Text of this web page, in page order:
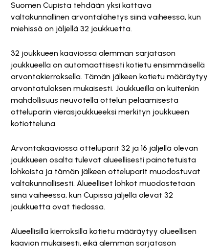
Suomen Cupista tehdään yksi kattava
valtakunnallinen arvontalähetys siinä vaiheessa, kun
miehissä on jäljellä 32 joukkuetta.
32 joukkueen kaaviossa alemman sarjatason
joukkueella on automaattisesti kotietu ensimmäisellä
arvontakierroksella. Tämän jälkeen kotietu määräytyy
arvontatuloksen mukaisesti. Joukkueilla on kuitenkin
mahdollisuus neuvotella ottelun pelaamisesta
otteluparin vierasjoukkueeksi merkityn joukkueen
kotiotteluna.
Arvontakaaviossa otteluparit 32 ja 16 jäljellä olevan
joukkueen osalta tulevat alueellisesti painotetuista
lohkoista ja tämän jälkeen otteluparit muodostuvat
valtakunnallisesti. Alueelliset lohkot muodostetaan
siinä vaiheessa, kun Cupissa jäljellä olevat 32
joukkuetta ovat tiedossa.
Alueellisilla kierroksilla kotietu määräytyy alueellisen
kaavion mukaisesti, eikä alemman sarjatason